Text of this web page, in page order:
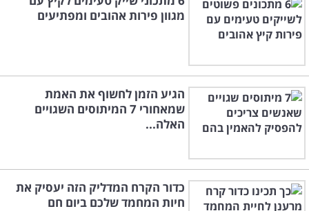
מגוון פירות אהובים ומפתיעים
הגיע הזמן לחשוף את האמת
שמאחורי 7 המיתוסים השגויים
האלה...
כדור הקרח המדליק הזה יעסיק את
חיות המחמד שלכם ביום חם